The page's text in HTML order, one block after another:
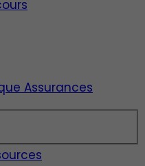
Assurances